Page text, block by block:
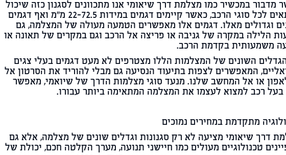
מדבור במכשיר כמו מצלמת דרך שיאומי אנו מתכוונים לסגנון כזה שיכול
להתאים לכל סוגי הרכב, כאשר קיימים דגמים במידות 22-72.5 מ''מ ואף דגמים
וגדולים מאלו. דגמים אלו מאפשרים הטמעה מעולה של המצלמה, גם
הלילה במקרה של גניבה או פריצה אל הרכב וגם במקרים של תאונה או
משמעותית בקדמת הרכב.
השונים של המצלמות הללו מצטרפים לא מעט דגמים בעלי צגים
המאפשרים לצפות בתיעוד הנסיעה גם מבלי להוריד את הסרטון אל
או אל המחשב שלנו. מנעד סוגי מצלמות הדרך של שיואמי, מאפשר
בעל רכב למצוא לעצמו את המצלמה המתאימה ביותר עבורו.
מתקדמת במחירים נמוכים
דרך שיאומי מציעה לא רק סגנונות וגדלים שונים של מצלמה, אלא גם
טכנולוגיים מעולים כמו חיישני תנועה, מערך הקלטה חכם, יכולת של